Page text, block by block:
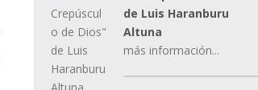
de Luis Haranburu
Altuna
más información...